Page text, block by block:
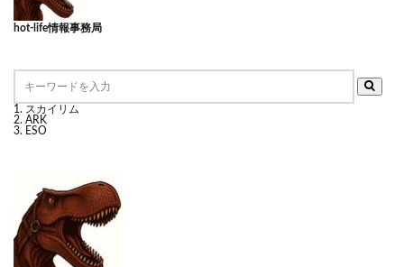
hot-life情報事務局
スカイリム
ARK
ESO